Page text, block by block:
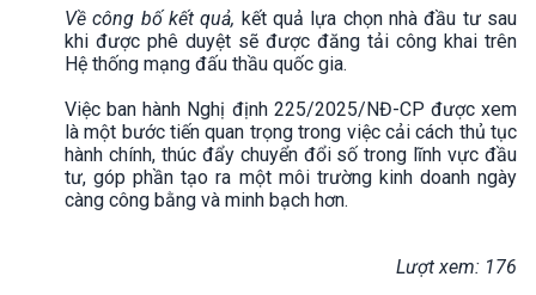
Về công bố kết quả, kết quả lựa chọn nhà đầu tư sau
khi được phê duyệt sẽ được đăng tải công khai trên
Hệ thống mạng đấu thầu quốc gia.
Việc ban hành Nghị định 225/2025/NĐ-CP được xem
là một bước tiến quan trọng trong việc cải cách thủ tục
hành chính, thúc đẩy chuyển đổi số trong lĩnh vực đầu
tư, góp phần tạo ra một môi trường kinh doanh ngày
càng công bằng và minh bạch hơn.
Lượt xem: 176